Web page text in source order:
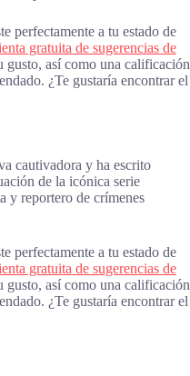
perfectamente a tu estado de
gratuita de sugerencias de
gusto, así como una calificación
¿Te gustaría encontrar el
cautivadora y ha escrito
de la icónica serie
y reportero de crímenes
perfectamente a tu estado de
gratuita de sugerencias de
gusto, así como una calificación
¿Te gustaría encontrar el